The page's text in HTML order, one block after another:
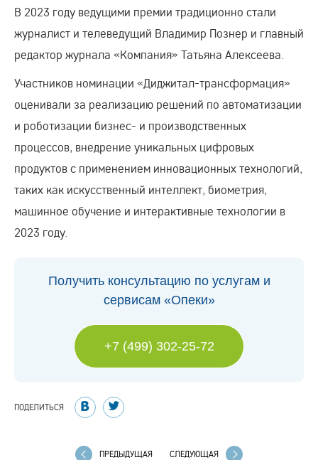
В 2023 году ведущими премии традиционно стали
журналист и телеведущий Владимир Познер и главный
редактор журнала «Компания» Татьяна Алексеева.
Участников номинации «Диджитал-трансформация»
оценивали за реализацию решений по автоматизации
и роботизации бизнес- и производственных
процессов, внедрение уникальных цифровых
продуктов с применением инновационных технологий,
таких как искусственный интеллект, биометрия,
машинное обучение и интерактивные технологии в
2023 году.
Получить консультацию по услугам и
сервисам «Опеки»
+7 (499) 302-25-72
ПОДЕЛИТЬСЯ
ПРЕДЫДУЩАЯ СЛЕДУЮЩАЯ